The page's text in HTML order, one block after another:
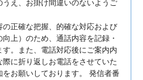
え、お掛け間違いのないようご
正確な把握、的確な対応および
上）のため、通話内容を記録・
。また、電話対応後にご案内内
に折り返しお電話をさせていた
お願いしております。 発信者番